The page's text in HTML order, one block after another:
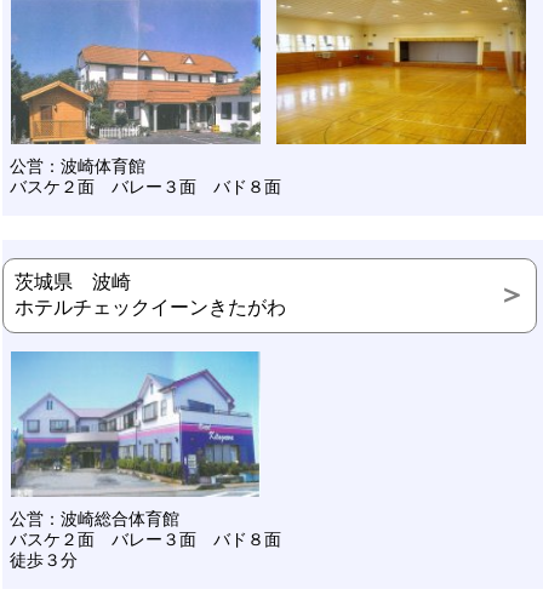
公営：波崎体育館
バスケ２面 バレー３面 バド８面
茨城県 波崎
ホテルチェックイーンきたがわ
公営：波崎総合体育館
バスケ２面 バレー３面 バド８面
徒歩３分